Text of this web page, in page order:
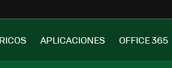
APLICACIONES OFFICE 365